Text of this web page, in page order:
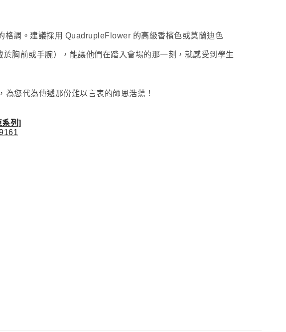
調。建議採用 QuadrupleFlower 的高級香檳色或莫蘭迪色
胸前或手腕），能讓他們在踏入會場的那一刻，就感受到學生
您代為傳遞那份難以言表的師恩浩蕩！
列]